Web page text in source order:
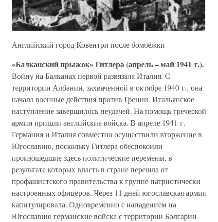
Английский город Ковентри после бомбёжки
«Балканский прыжок» Гитлера (апрель – май 1941 г.).
Войну на Балканах первой развязала Италия. С
территории Албании, захваченной в октябре 1940 г., она
начала военные действия против Греции. Итальянское
наступление завершилось неудачей. На помощь греческой
армии пришли английские войска. В апреле 1941 г.
Германия и Италия совместно осуществили вторжение в
Югославию, поскольку Гитлера обеспокоили
произошедшие здесь политические перемены, в
результате которых власть в стране перешла от
профашистского правительства к группе патриотически
настроенных офицеров. Через 11 дней югославская армия
капитулировала. Одновременно с нападением на
Югославию германские войска с территории Болгарии